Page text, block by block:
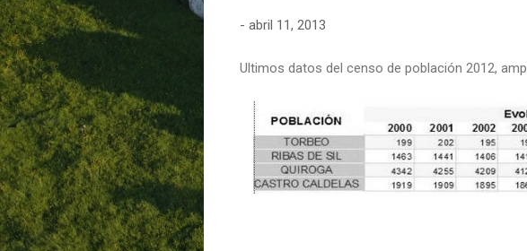
- abril 11, 2013
Ultimos datos del censo de población 2012,